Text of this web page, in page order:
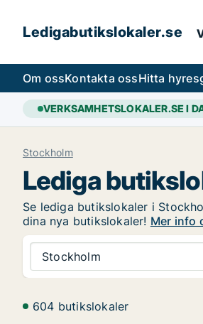
Ledigabutikslokaler.se
Om ossKontakta ossHitta
VERKSAMHETSLOKALER.SE I
Stockholm
Lediga
Se lediga butikslokaler i
dina nya butikslokaler! Mer info
Stockholm
604 butikslokaler